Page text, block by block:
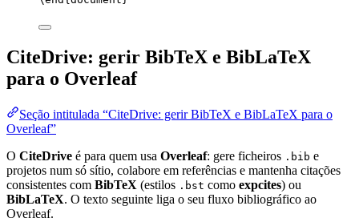
CiteDrive: gerir BibTeX e BibLaTeX
para o Overleaf
Seção intitulada “CiteDrive: gerir BibTeX e BibLaTeX para o
Overleaf”
O CiteDrive é para quem usa Overleaf: gere ficheiros .bib e
projetos num só sítio, colabore em referências e mantenha citações
consistentes com BibTeX (estilos .bst como expcites) ou
BibLaTeX. O texto seguinte liga o seu fluxo bibliográfico ao
Overleaf.